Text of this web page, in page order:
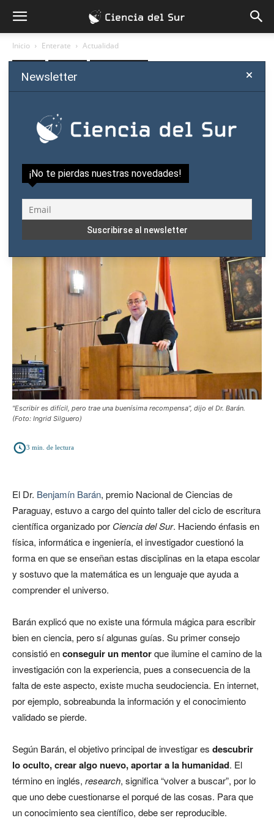
Inicio Enterate Actualidad
El lenguaje matemático,
centro del quinto taller de
escritura científica
"Escribir es difícil, pero trae una buenísima recompensa”, dijo el Dr. Barán.
(Foto: Ingrid Silguero)
3 min. de lectura
El Dr. Benjamín Barán, premio Nacional de Ciencias de
Paraguay, estuvo a cargo del quinto taller del ciclo de escritura
científica organizado por Ciencia del Sur. Haciendo énfasis en
física, informática e ingeniería, el investigador cuestionó la
forma en que se enseñan estas disciplinas en la etapa escolar
y sostuvo que la matemática es un lenguaje que ayuda a
comprender el universo.
Barán explicó que no existe una fórmula mágica para escribir
bien en ciencia, pero sí algunas guías. Su primer consejo
consistió enconseguir un mentorque ilumine el camino de la
investigación con la experiencia, pues a consecuencia de la
falta de este aspecto, existe mucha seudociencia. En internet,
por ejemplo, sobreabunda la información y el conocimiento
validado se pierde.
Según Barán, el objetivo principal de investigar es descubrir
lo oculto, crear algo nuevo, aportar a la humanidad. El
término en inglés, research, significa “volver a buscar”, por lo
que uno debe cuestionarse el porqué de las cosas. Para que
un conocimiento sea científico, debe ser reproducible.
Newsletter
¡No te pierdas nuestras novedades!